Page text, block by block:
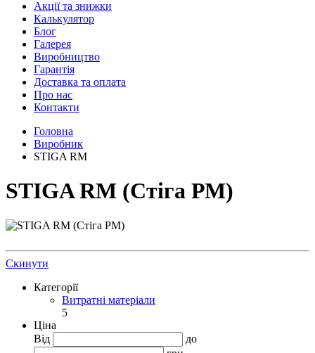
Акції та знижки
Калькулятор
Блог
Галерея
Виробництво
Гарантія
Доставка та оплата
Про нас
Контакти
Головна
Виробник
STIGA RM
STIGA RM (Стіга РМ)
Скинути
Категорії
Витратні матеріали
5
Ціна
Від
до